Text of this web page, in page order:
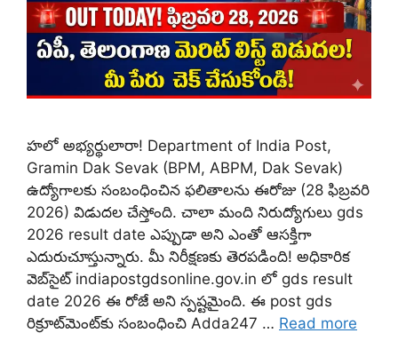
హలో అభ్యర్థులారా! Department of India Post,
Gramin Dak Sevak (BPM, ABPM, Dak Sevak)
ఉద్యోగాలకు సంబంధించిన ఫలితాలను ఈరోజు (28 ఫిబ్రవరి
2026) విడుదల చేస్తోంది. చాలా మంది నిరుద్యోగులు gds
2026 result date ఎప్పుడా అని ఎంతో ఆసక్తిగా
ఎదురుచూస్తున్నారు. మీ నిరీక్షణకు తెరపడింది! అధికారిక
వెబ్‌సైట్ indiapostgdsonline.gov.in లో gds result
date 2026 ఈ రోజే అని స్పష్టమైంది. ఈ post gds
రిక్రూట్‌మెంట్‌కు సంబంధించి Adda247 … Read more